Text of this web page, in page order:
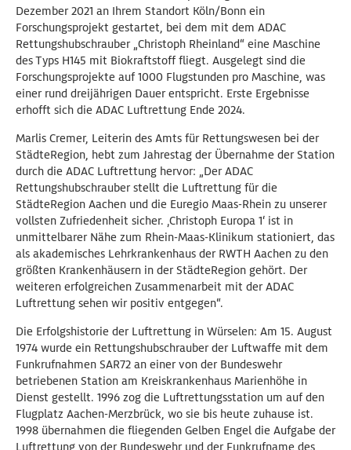
Dezember 2021 an Ihrem Standort Köln/Bonn ein
Forschungsprojekt gestartet, bei dem mit dem ADAC
Rettungshubschrauber „Christoph Rheinland“ eine Maschine
des Typs H145 mit Biokraftstoff fliegt. Ausgelegt sind die
Forschungsprojekte auf 1000 Flugstunden pro Maschine, was
einer rund dreijährigen Dauer entspricht. Erste Ergebnisse
erhofft sich die ADAC Luftrettung Ende 2024.
Marlis Cremer, Leiterin des Amts für Rettungswesen bei der
StädteRegion, hebt zum Jahrestag der Übernahme der Station
durch die ADAC Luftrettung hervor: „Der ADAC
Rettungshubschrauber stellt die Luftrettung für die
StädteRegion Aachen und die Euregio Maas-Rhein zu unserer
vollsten Zufriedenheit sicher. ‚Christoph Europa 1‘ ist in
unmittelbarer Nähe zum Rhein-Maas-Klinikum stationiert, das
als akademisches Lehrkrankenhaus der RWTH Aachen zu den
größten Krankenhäusern in der StädteRegion gehört. Der
weiteren erfolgreichen Zusammenarbeit mit der ADAC
Luftrettung sehen wir positiv entgegen“.
Die Erfolgshistorie der Luftrettung in Würselen: Am 15. August
1974 wurde ein Rettungshubschrauber der Luftwaffe mit dem
Funkrufnahmen SAR72 an einer von der Bundeswehr
betriebenen Station am Kreiskrankenhaus Marienhöhe in
Dienst gestellt. 1996 zog die Luftrettungsstation um auf den
Flugplatz Aachen-Merzbrück, wo sie bis heute zuhause ist.
1998 übernahmen die fliegenden Gelben Engel die Aufgabe der
Luftrettung von der Bundeswehr und der Funkrufname des